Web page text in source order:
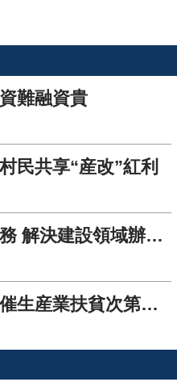
難融資貴
民共享“産改”紅利
富錦市開展“一站式”服務 解決建設領域辦事難問題
佳木斯富錦“四力聯動”催生産業扶貧次第花開